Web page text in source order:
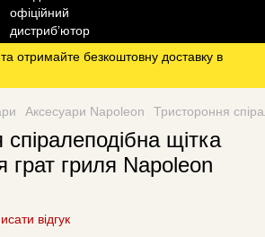
отримайте безкоштовну доставку в
Аксесуари Napoleon Тристороння
щітка
гриля Napoleon
відгук